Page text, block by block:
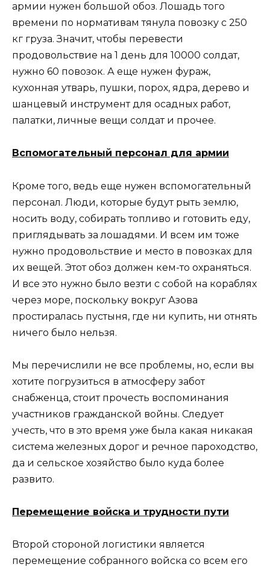
армии нужен большой обоз. Лошадь того
времени по нормативам тянула повозку с 250
кг груза. Значит, чтобы перевести
продовольствие на 1 день для 10000 солдат,
нужно 60 повозок. А еще нужен фураж,
кухонная утварь, пушки, порох, ядра, дерево и
шанцевый инструмент для осадных работ,
палатки, личные вещи солдат и прочее.
Вспомогательный персонал для армии
Кроме того, ведь еще нужен вспомогательный
персонал. Люди, которые будут рыть землю,
носить воду, собирать топливо и готовить еду,
приглядывать за лошадями. И всем им тоже
нужно продовольствие и место в повозках для
их вещей. Этот обоз должен кем-то охраняться.
И все это нужно было везти с собой на кораблях
через море, поскольку вокруг Азова
простиралась пустыня, где ни купить, ни отнять
ничего было нельзя.
Мы перечислили не все проблемы, но, если вы
хотите погрузиться в атмосферу забот
снабженца, стоит прочесть воспоминания
участников гражданской войны. Следует
учесть, что в это время уже была какая никакая
система железных дорог и речное пароходство,
да и сельское хозяйство было куда более
развито.
Перемещение войска и трудности пути
Второй стороной логистики является
перемещение собранного войска со всем его